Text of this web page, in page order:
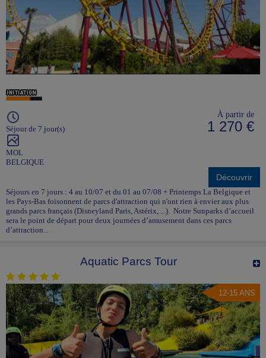
Séjour de 7 jour(s)
MOL
BELGIQUE
À partir de
1 270 €
Découvrir
Séjours en 7 jours : 4 au 10/07 et du 01 au 07/08 + Printemps La Belgique et
les Pays-Bas foisonnent de parcs d'attraction qui n'ont rien à envier aux plus
grands parcs français (Disneyland Paris, Astérix, ...). Notre Sunparks d’accueil
sera le point de départ pour deux journées d’amusement dans ces parcs
d’attraction...
Aquatic Parcs Tour
12-15 ANS